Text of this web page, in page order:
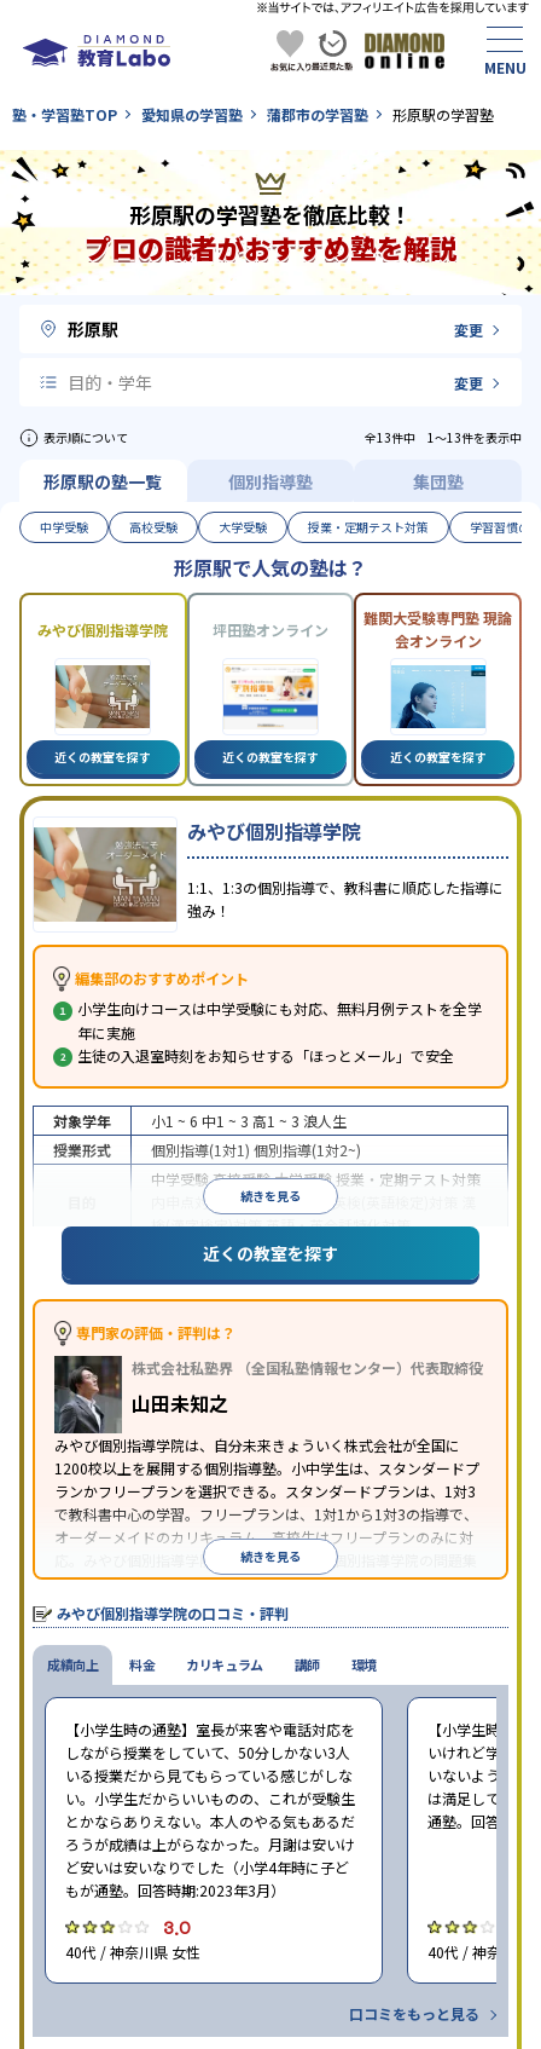
塾・学習塾TOP 愛知県の学習塾 蒲郡市の学習塾 形原駅の学習塾
形原駅の学習塾を徹底比較！
プロの識者がおすすめ塾を解説
形原駅 変更
目的・学年 変更
表示順について 全13件中 1〜13件を表示中
形原駅の塾一覧 個別指導塾 集団塾
中学受験 高校受験 大学受験 授業・定期テスト対策 学習習慣の
形原駅で人気の塾は？
みやび個別指導学院
近くの教室を探す
坪田塾オンライン
近くの教室を探す
難関大受験専門塾 現論
会オンライン
近くの教室を探す
みやび個別指導学院
1:1、1:3の個別指導で、教科書に順応した指導に
強み！
編集部のおすすめポイント
小学生向けコースは中学受験にも対応、無料月例テストを全学
年に実施
生徒の入退室時刻をお知らせする「ほっとメール」で安全
続きを見る
対象学年 小1 ~ 6 中1 ~ 3 高1 ~ 3 浪人生
授業形式
個別指導(1対1) 個別指導(1対2~)
中学受験高校受験大学受験 授業・定期テスト対策
内申点対策
学習習慣の定着 英検(英語検定)対策
検(漢字検定)対策英語・英会話特化対策
1科目から受講可能季節講習のみの受講可
※2023年3月調査。小学校高学年の個別指導塾アンケート調査方法を参
近くの教室を探す
専門家の評価・評判は？
株式会社私塾界 （全国私塾情報センター）代表取締役
山田未知之
みやび個別指導学院は、自分未来きょういく株式会社が全国に
1200校以上を展開する個別指導塾。小中学生は、スタンダードプ
ランかフリープランを選択できる。スタンダードプランは、1対3
で教科書中心の学習。フリープランは、1対1から1対3の指導で、
オーダーメイドのカリキュラム。高校生はフリープランのみに対
応。みやび個別指導学院では、系列のITTO個別指導学院の問題集
の購入や模試を受験できる。
続きを見る
みやび個別指導学院の口コミ・評判
成績向上
【小学生時の通塾】室長が来客や電話対応を
しながら授業をしていて、50分しかない3人
いる授業だから見てもらっている感じがしな
い。小学生だからいいものの、これが受験生
とかならありえない。本人のやる気もあるだ
ろうが成績は上がらなかった。月謝は安いけ
ど安いは安いなりでした（小学4年時に子ど
もが通塾。回答時期:2023年3月）
3.0
40代 / 神奈川県 女性
【小学生時の通
いけれど学校の
いないような部
は満足していま
通塾。回答時期
40代 / 神奈川県
口コミをもっと見る
料金 カリキュラム 講師 環境